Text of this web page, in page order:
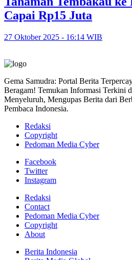
Capai Rp15 Juta
27 Oktober 2025 - 16:14 WIB
Gema Samudra: Portal Berita
Beragam! Temukan Informasi Terkini
Menyeluruh, Mengupas Berita dari
Pembaca Indonesia.
Redaksi
Copyright
Pedoman Media Cyber
Facebook
Twitter
Instagram
Redaksi
Contact
Pedoman Media Cyber
Copyright
About
Berita Indonesia